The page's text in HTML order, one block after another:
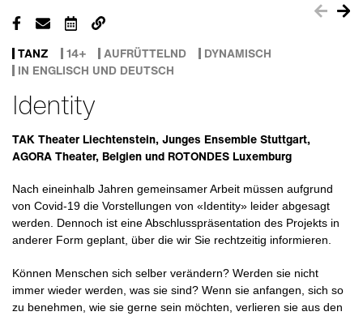
TANZ 14+ AUFRÜTTELND
DYNAMISCH
IN ENGLISCH UND DEUTSCH
Identity
TAK Theater Liechtenstein, Junges Ensemble Stuttgart,
AGORA Theater, Belgien und ROTONDES Luxemburg
Nach eineinhalb Jahren gemeinsamer Arbeit müssen aufgrund
von Covid-19 die Vorstellungen von «Identity» leider abgesagt
werden. Dennoch ist eine Abschlusspräsentation des Projekts in
anderer Form geplant, über die wir Sie rechtzeitig informieren.
Können Menschen sich selber verändern? Werden sie nicht
immer wieder werden, was sie sind? Wenn sie anfangen, sich so
zu benehmen, wie sie gerne sein möchten, verlieren sie aus den